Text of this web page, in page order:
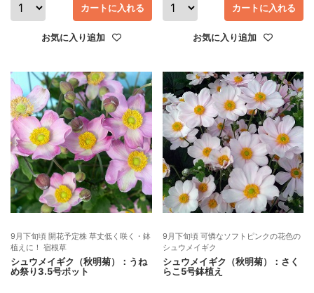
お気に入り追加
カートに入れる
お気に入り追加
カートに入れる
9月下旬頃 開花予定株 草丈低く咲く・鉢
植えに！ 宿根草
シュウメイギク（秋明菊）：うね
め祭り3.5号ポット
9月下旬頃 可憐なソフトピンクの花色の
シュウメイギク
シュウメイギク（秋明菊）：さく
らこ5号鉢植え